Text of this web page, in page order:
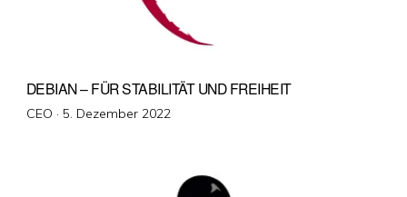
DEBIAN – FÜR STABILITÄT UND FREIHEIT
CEO · Veröffentlicht
5. Dezember 2022